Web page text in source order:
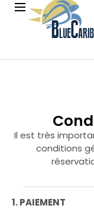
Soirée Maya
Ek Balam
Isla Contoy et
Safari en
Soirée Maya
Ek Balam
Isla Contoy et
Safari en
Il est très
conditions
1. PAIEMENT